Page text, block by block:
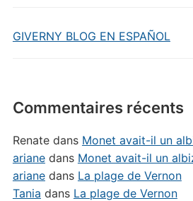
GIVERNY BLOG EN ESPAÑOL
Commentaires récents
Renatedans Monet avait-il un
arianedans Monet avait-il un
arianedans La plage de Vernon
Tania dans La plage de Vernon